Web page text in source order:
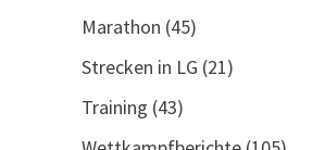
Marathon (45)
Strecken in LG (21)
Training (43)